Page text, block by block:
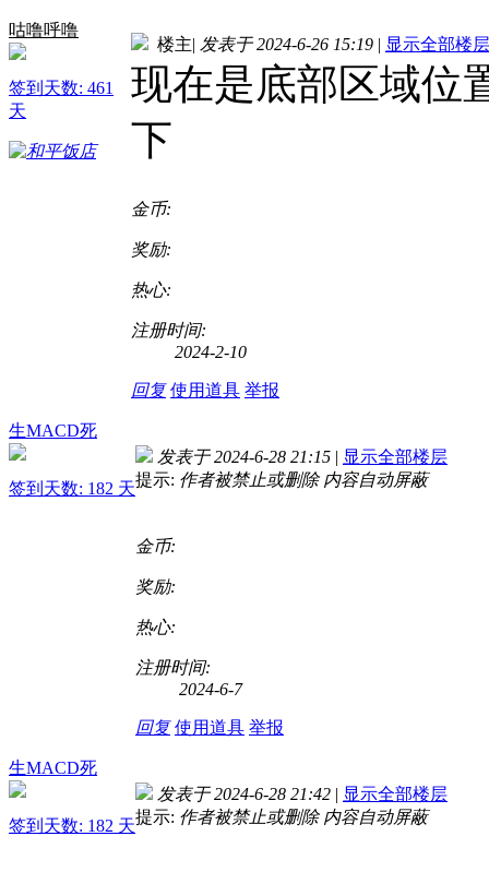
咕噜呼噜
签到天数: 461
天
楼主| 发表于 2024-6-26 15:19 | 显示全部楼层
现在是底部区域位
下
金币:
奖励:
热心:
注册时间:
2024-2-10
回复 使用道具 举报
生MACD死
签到天数: 182 天
发表于 2024-6-28 21:15 | 显示全部楼层
提示: 作者被禁止或删除 内容自动屏蔽
金币:
奖励:
热心:
注册时间:
2024-6-7
回复 使用道具 举报
生MACD死
签到天数: 182 天
发表于 2024-6-28 21:42 | 显示全部楼层
提示: 作者被禁止或删除 内容自动屏蔽